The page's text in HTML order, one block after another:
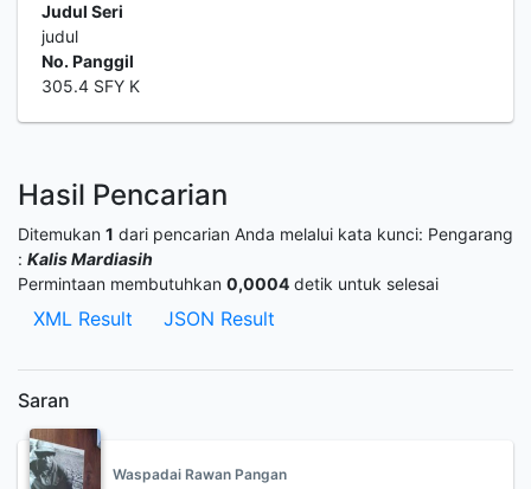
Judul Seri
judul
No. Panggil
305.4 SFY K
Hasil Pencarian
Ditemukan 1 dari pencarian Anda melalui kata kunci: Pengarang
: Kalis Mardiasih
Permintaan membutuhkan 0,0004 detik untuk selesai
XML Result JSON Result
Saran
Waspadai Rawan Pangan